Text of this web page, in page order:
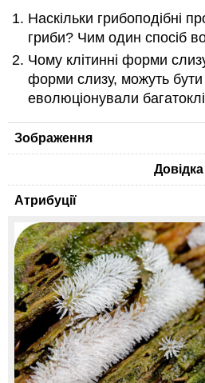
Наскільки грибоподібні
гриби? Чим один спосіб
Чому клітинні форми
форми слизу, можуть
еволюціонували
Зображення
Довідка
Атрибуції